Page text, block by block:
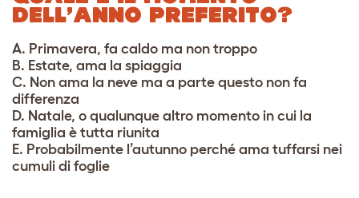
DELL’ANNO PREFERITO?
A. Primavera, fa caldo ma non troppo
B. Estate, ama la spiaggia
C. Non ama la neve ma a parte questo non fa
differenza
D. Natale, o qualunque altro momento in cui la
famiglia è tutta riunita
E. Probabilmente l’autunno perché ama tuffarsi nei
cumuli di foglie